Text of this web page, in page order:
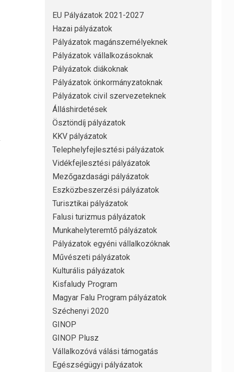
EU Pályázatok 2021-2027
Hazai pályázatok
Pályázatok magánszemélyeknek
Pályázatok vállalkozásoknak
Pályázatok diákoknak
Pályázatok önkormányzatoknak
Pályázatok civil szervezeteknek
Álláshirdetések
Ösztöndíj pályázatok
KKV pályázatok
Telephelyfejlesztési pályázatok
Vidékfejlesztési pályázatok
Mezőgazdasági pályázatok
Eszközbeszerzési pályázatok
Turisztikai pályázatok
Falusi turizmus pályázatok
Munkahelyteremtő pályázatok
Pályázatok egyéni vállalkozóknak
Művészeti pályázatok
Kulturális pályázatok
Kisfaludy Program
Magyar Falu Program pályázatok
Széchenyi 2020
GINOP
GINOP Plusz
Vállalkozóvá válási támogatás
Egészségügyi pályázatok